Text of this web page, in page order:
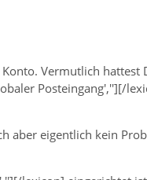
Vermutlich hattest
Posteingang',''][/
aber eigentlich kein